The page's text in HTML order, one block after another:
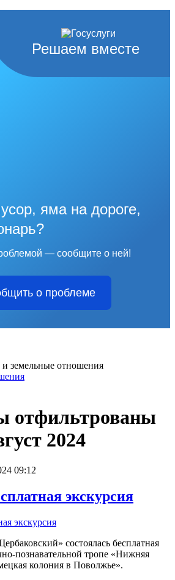
Решаем вместе
яма на дороге,
— сообщите о ней!
о проблеме
земельные отношения
отфильтрованы
2024
09:12
экскурсия
состоялась бесплатная
познавательной тропе «Нижняя
колония в Поволжье».